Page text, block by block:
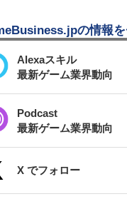
の情報を
Alexaスキル
最新ゲーム業界動向
Podcast
最新ゲーム業界動向
X でフォロー